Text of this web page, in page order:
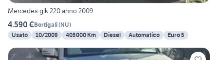
Mercedes glk 220 anno 2009
4.590 €Bortigali(NU)
Usato
10/2009 405000 Km Diesel Automatico Euro 5